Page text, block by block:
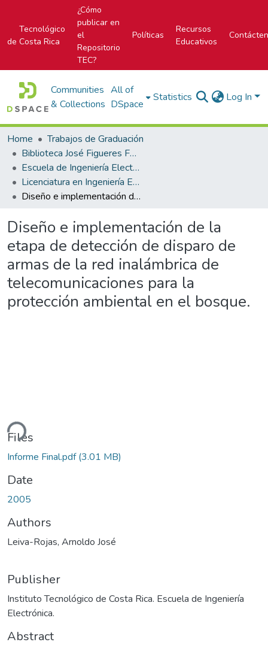
Tecnológico
de Costa Rica
¿Cómo
publicar en
el
Repositorio
TEC?
Políticas
Recursos
Educativos
Communities
& Collections
All of
DSpace
Statistics Log In
Home
Trabajos de Graduación
Biblioteca José Figueres Ferrer
Escuela de Ingeniería Electrónica
Licenciatura en Ingeniería Electrónica
Diseño e implementación de la etapa de detección de disparo de armas de la red inalámbrica de telecomunicaciones para la protección ambiental en el bosque.
Diseño e implementación de la
etapa de detección de disparo de
armas de la red inalámbrica de
telecomunicaciones para la
protección ambiental en el bosque.
Files
Informe Final.pdf(3.01 MB)
Date
2005
Authors
Leiva-Rojas, Arnoldo José
Publisher
Instituto Tecnológico de Costa Rica. Escuela de Ingeniería
Electrónica.
Abstract